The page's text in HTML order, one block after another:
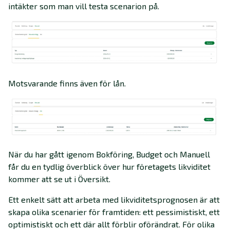
intäkter som man vill testa scenarion på.
Motsvarande finns även för lån.
När du har gått igenom Bokföring, Budget och Manuell
får du en tydlig överblick över hur företagets likviditet
kommer att se ut i Översikt.
Ett enkelt sätt att arbeta med likviditetsprognosen är att
skapa olika scenarier för framtiden: ett pessimistiskt, ett
optimistiskt och ett där allt förblir oförändrat. För olika